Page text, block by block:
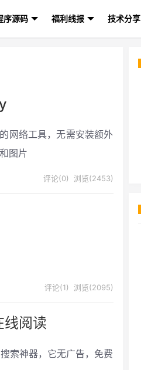
序源码 福利线报 技术分享
网络工具，无需安装额外
图片
评论(0) 浏览(2453)
评论(1) 浏览(2095)
线阅读
索神器，它无广告，免费